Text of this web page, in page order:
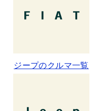
ジープのクルマ一覧